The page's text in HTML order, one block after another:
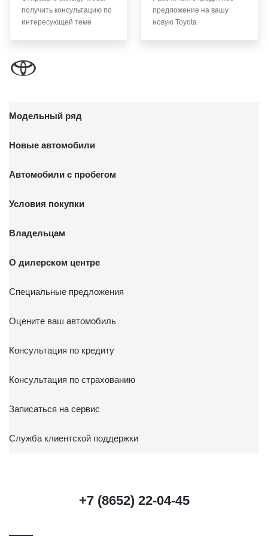
обл., г. о. Мытищи, п. Вёшки, МКАД 84-й км, ТПЗ «Алтуфьево»,
вл. 5, стр. 1.
получить консультацию по
интересующей теме
предложение на вашу
новую Toyota
Модельный ряд
Новые автомобили
Автомобили с пробегом
Условия покупки
Владельцам
О дилерском центре
Специальные предложения
Оцените ваш автомобиль
Консультация по кредиту
Консультация по страхованию
Записаться на сервис
Служба клиентской поддержки
+7 (8652) 22-04-45